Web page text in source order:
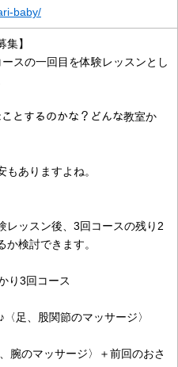
baby/
集】
スの一回目を体験レッスンとし
ことするのかな？どんな教室か
ありますよね。
レッスン後、3回コースの残り2
検討できます。
り3回コース
足、股関節のマッサージ〉
腕のマッサージ〉＋前回のおさ